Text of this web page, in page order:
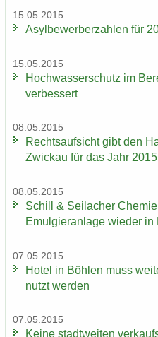
15.05.2015
Asyl­be­wer­ber­zah­len für
15.05.2015
Hoch­was­ser­schutz im
ver­bes­sert
08.05.2015
Rechts­auf­sicht gibt den
Zwi­ckau für das Jahr
08.05.2015
Schill & Seil­a­cher
Emul­gier­an­la­ge wie­der in
07.05.2015
Hotel in Böh­len muss
nutzt wer­den
07.05.2015
Keine stadt­wei­ten